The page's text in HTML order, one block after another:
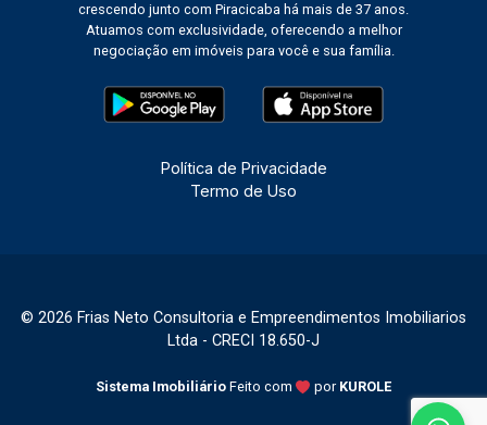
crescendo junto com Piracicaba há mais de 37 anos.
Atuamos com exclusividade, oferecendo a melhor
negociação em imóveis para você e sua família.
Política de Privacidade
Termo de Uso
© 2026 Frias Neto Consultoria e Empreendimentos Imobiliarios
Ltda - CRECI 18.650-J
Sistema Imobiliário Feito com por KUROLE